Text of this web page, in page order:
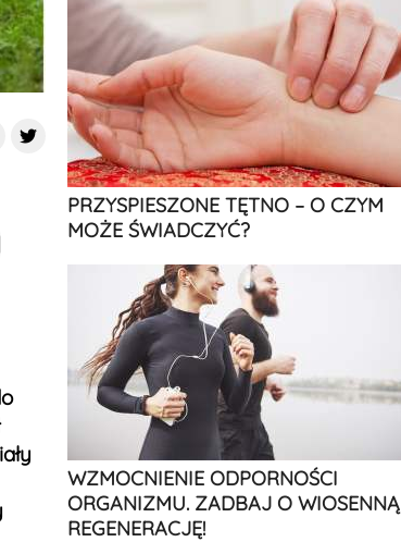
PRZYSPIESZONE TĘTNO – O CZYM
MOŻE ŚWIADCZYĆ?
WZMOCNIENIE ODPORNOŚCI
ORGANIZMU. ZADBAJ O WIOSENNĄ
REGENERACJĘ!